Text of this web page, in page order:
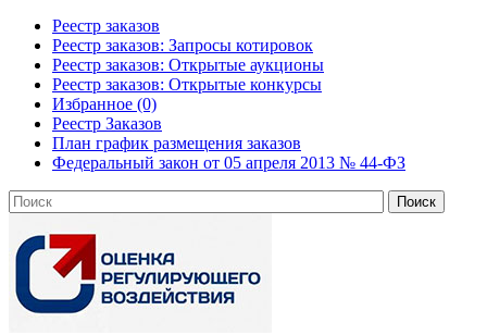
Реестр заказов
Реестр заказов: Запросы котировок
Реестр заказов: Открытые аукционы
Реестр заказов: Открытые конкурсы
Избранное (0)
Реестр Заказов
План график размещения заказов
Федеральный закон от 05 апреля 2013 № 44-ФЗ